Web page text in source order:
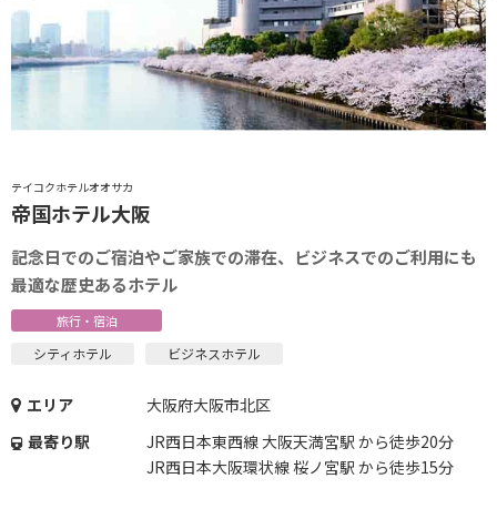
テイコクホテルオオサカ
帝国ホテル大阪
記念日でのご宿泊やご家族での滞在、ビジネスでのご利用にも
最適な歴史あるホテル
旅行・宿泊
シティホテル ビジネスホテル
エリア
大阪府大阪市北区
最寄り駅
JR西日本東西線 大阪天満宮駅 から徒歩20分
JR西日本大阪環状線 桜ノ宮駅 から徒歩15分